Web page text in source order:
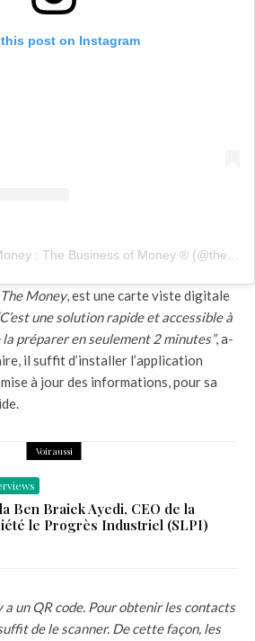
post on Instagram
A post shared by The Money : The Business of Money ® (@themoney.tn)
The Money, est une carte viste digitale
une solution rapide et accessible à
préparer en seulement 2 minutes”, a-
il suffit d’installer l’application
à jour des informations, pour sa
Voir aussi
Ben Braiek Ayedi, CEO de la
le Progrès Industriel (SLPI)
a un QR code. Pour obtenir les contacts
de le scanner. De cette façon, les